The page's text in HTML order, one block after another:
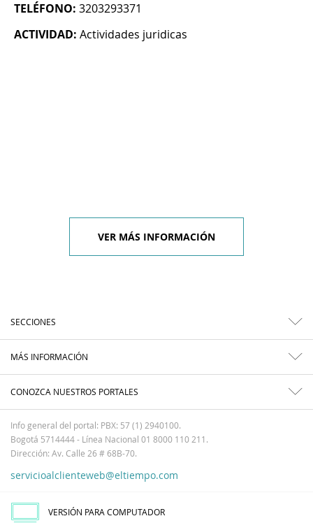
TELÉFONO: 3203293371
ACTIVIDAD: Actividades juridicas
VER MÁS INFORMACIÓN
SECCIONES
MÁS INFORMACIÓN
CONOZCA NUESTROS PORTALES
Info general del portal: PBX: 57 (1) 2940100.
Bogotá 5714444 - Línea Nacional 01 8000 110 211.
Dirección: Av. Calle 26 # 68B-70.
servicioalclienteweb@eltiempo.com
VERSIÓN PARA COMPUTADOR